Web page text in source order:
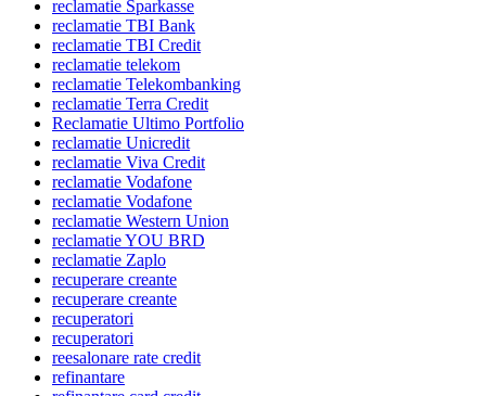
reclamatie Sparkasse
reclamatie TBI Bank
reclamatie TBI Credit
reclamatie telekom
reclamatie Telekombanking
reclamatie Terra Credit
Reclamatie Ultimo Portfolio
reclamatie Unicredit
reclamatie Viva Credit
reclamatie Vodafone
reclamatie Vodafone
reclamatie Western Union
reclamatie YOU BRD
reclamatie Zaplo
recuperare creante
recuperare creante
recuperatori
recuperatori
reesalonare rate credit
refinantare